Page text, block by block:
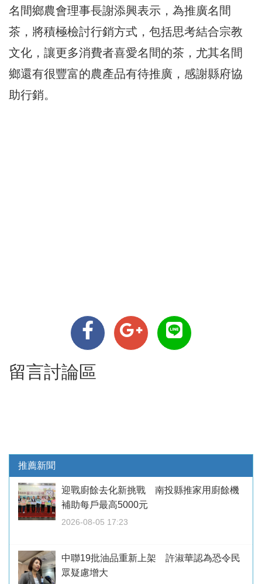
名間鄉農會理事長謝添興表示，為推廣名間
茶，將積極檢討行銷方式，包括思考結合宗教
文化，讓更多消費者喜愛名間的茶，尤其名間
鄉還有很豐富的農產品有待推廣，感謝縣府協
助行銷。
留言討論區
推薦新聞
迎戰廚餘去化新挑戰 南投縣推家用廚餘機
補助每戶最高5000元
2026-08-05 17:23
中聯19批油品重新上架 許淑華認為恐令民
眾疑慮增大